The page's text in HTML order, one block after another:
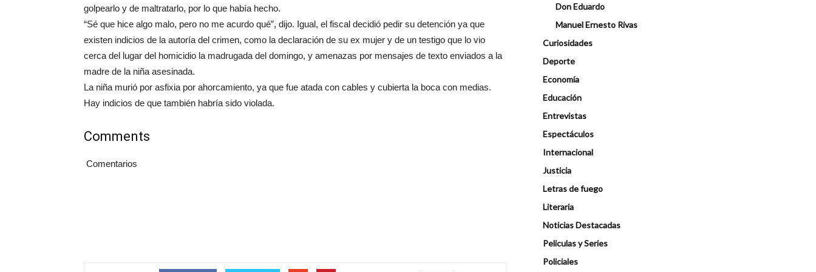
golpearlo y de maltratarlo, por lo que había hecho.
“Sé que hice algo malo, pero no me acurdo qué”, dijo. Igual, el fiscal decidió pedir su detención ya que
existen indicios de la autoría del crimen, como la declaración de su ex mujer y de un testigo que lo vio
cerca del lugar del homicidio la madrugada del domingo, y amenazas por mensajes de texto enviados a la
madre de la niña asesinada.
La niña murió por asfixia por ahorcamiento, ya que fue atada con cables y cubierta la boca con medias.
Hay indicios de que también habría sido violada.
Comments
Comentarios
Don Eduardo
Manuel Ernesto Rivas
Curiosidades
Deporte
Economía
Educación
Entrevistas
Espectáculos
Internacional
Justicia
Letras de fuego
Literaria
Noticias Destacadas
Peliculas y Series
Policiales